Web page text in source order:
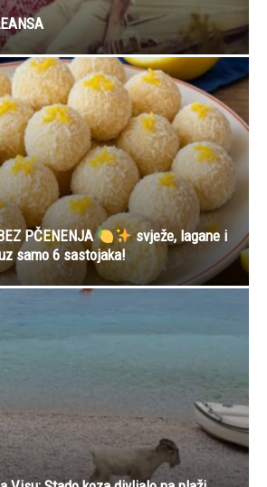
PČENENJA
svježe, lagane i
samo 6 sastojaka!